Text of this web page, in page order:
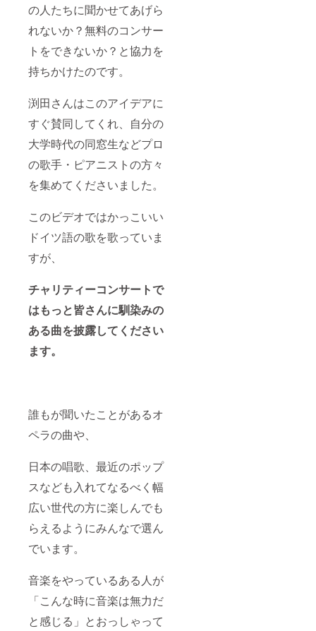
の人たちに聞かせてあげら
れないか？無料のコンサー
トをできないか？と協力を
持ちかけたのです。
渕田さんはこのアイデアに
すぐ賛同してくれ、自分の
大学時代の同窓生などプロ
の歌手・ピアニストの方々
を集めてくださいました。
このビデオではかっこいい
ドイツ語の歌を歌っていま
すが、
チャリティーコンサートで
はもっと皆さんに馴染みの
ある曲を披露してください
ます。
誰もが聞いたことがあるオ
ペラの曲や、
日本の唱歌、最近のポップ
スなども入れてなるべく幅
広い世代の方に楽しんでも
らえるようにみんなで選ん
でいます。
音楽をやっているある人が
「こんな時に音楽は無力だ
と感じる」とおっしゃって